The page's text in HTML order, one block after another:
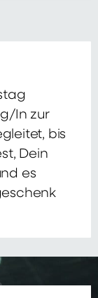
In zur
bis
Dein
es